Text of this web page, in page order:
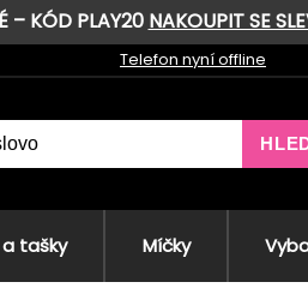
– KÓD PLAY20 NAKOUPIT SE
Telefon nyní offline
a tašky Míčky